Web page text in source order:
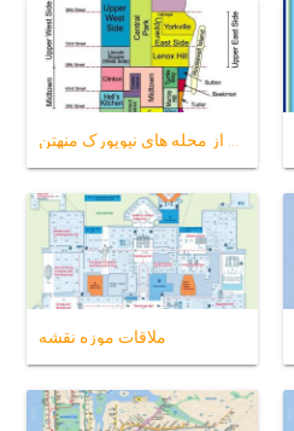
نقشه از محله های نیویورک منهتن
ملاقات موزه نقشه